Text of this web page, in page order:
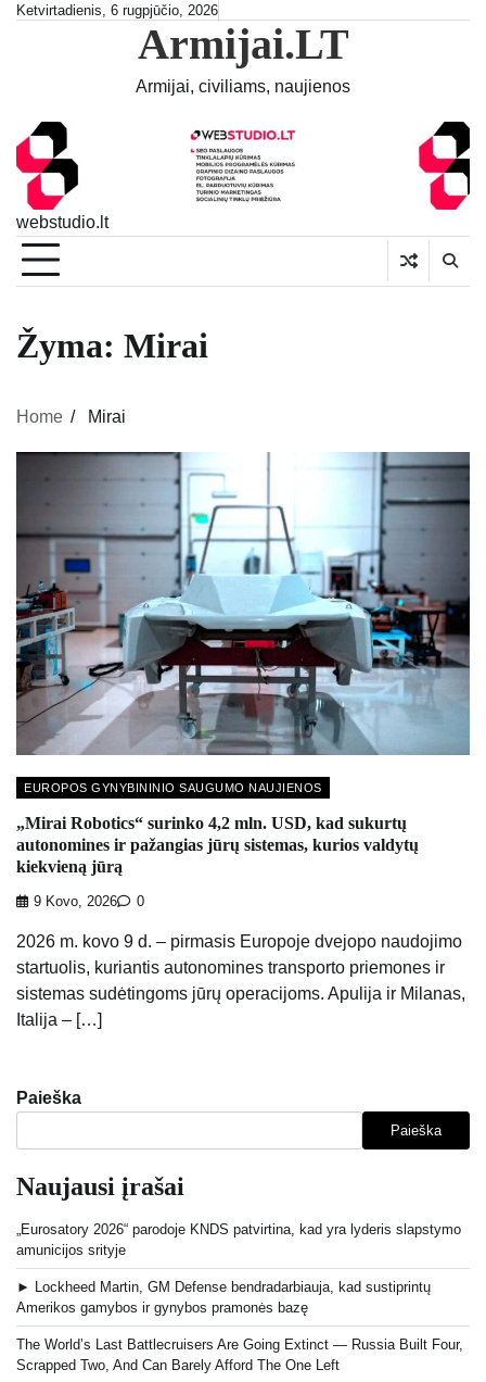
SkipKetvirtadienis, 6 rugpjūčio, 2026
Armijai.LT
Armijai, civiliams, naujienos
webstudio.lt
Žyma: Mirai
Home Mirai
EUROPOS GYNYBININIO SAUGUMO NAUJIENOS
„Mirai Robotics“ surinko 4,2 mln. USD, kad sukurtų
autonomines ir pažangias jūrų sistemas, kurios valdytų
kiekvieną jūrą
9 Kovo, 2026 0
2026 m. kovo 9 d. – pirmasis Europoje dvejopo naudojimo
startuolis, kuriantis autonomines transporto priemones ir
sistemas sudėtingoms jūrų operacijoms. Apulija ir Milanas,
Italija – […]
Paieška
Paieška
Naujausi įrašai
„Eurosatory 2026“ parodoje KNDS patvirtina, kad yra lyderis slapstymo
amunicijos srityje
► Lockheed Martin, GM Defense bendradarbiauja, kad sustiprintų
Amerikos gamybos ir gynybos pramonės bazę
The World’s Last Battlecruisers Are Going Extinct — Russia Built Four,
Scrapped Two, And Can Barely Afford The One Left